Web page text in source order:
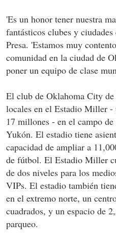
'Es un honor tener nuestra
fantásticos clubes y
Presa. 'Estamos muy
comunidad en la ciudad de
poner un equipo de clase
El club de Oklahoma City
locales en el Estadio Miller -
17 millones - en el campo
Yukón. El estadio tiene
capacidad de ampliar a
de fútbol. El Estadio Miller
de dos niveles para los
VIPs. El estadio también
en el extremo norte, un
cuadrados, y un espacio de
parqueo.